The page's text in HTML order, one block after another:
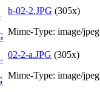
b-02-2.JPG (305x)
Mime-Type: image/
02-2-a.JPG (305x)
Mime-Type: image/